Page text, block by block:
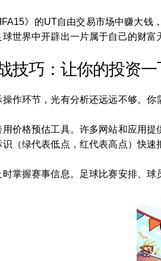
》的UT自由交易市场中赚大钱
世界中开辟出一片属于自己的财富
技巧：让你的投资一
作环节，光有分析还远远不够。你
用价格预估工具。许多网站和应用
识（绿代表低点，红代表高点）快速
时掌握赛事信息。足球比赛安排、